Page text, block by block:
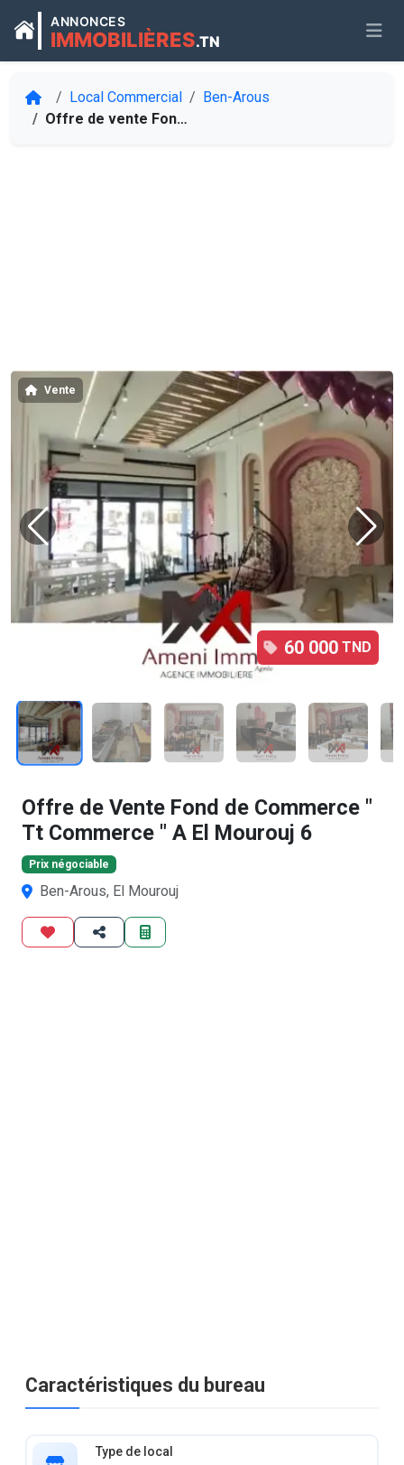
ANNONCES
IMMOBILIÈRES.TN
Local Commercial
Ben-Arous
Offre de vente Fond de commerce " tt commerce " A El Mourouj 6
60 000 TND
1/8
Vente
Offre de Vente Fond de Commerce "
Tt Commerce " A El Mourouj 6
Prix négociable
Ben-Arous, El Mourouj
Caractéristiques du bureau
Type de local